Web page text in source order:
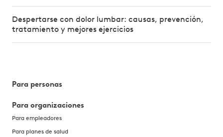
Despertarse con dolor lumbar: causas, prevención,
tratamiento y mejores ejercicios
Para personas
Para organizaciones
Para empleadores
Para planes de salud